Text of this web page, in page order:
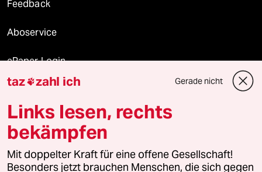
Feedback
Aboservice
ePaper Login
Downloads für Abonnierende
© 2026 taz Verlags und Vertriebs GmbH
Alle Rechte vorbehalten. Bei rechtlichen Fragen oder für Genehmigungen
wenden Sie sich bitte an
lizenzen@taz.de
taz zahl ich Gerade nicht
Links lesen, rechts
bekämpfen
Mit doppelter Kraft für eine offene Gesellschaft!
Besonders jetzt brauchen Menschen, die sich gegen